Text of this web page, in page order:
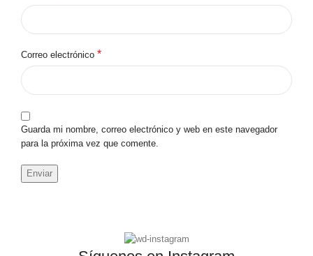
Correo electrónico *
Guarda mi nombre, correo electrónico y web en este navegador
para la próxima vez que comente.